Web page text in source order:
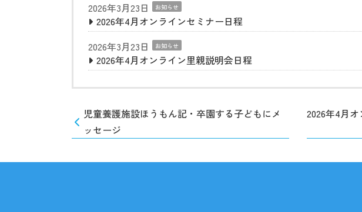
2026年3月23日
お知らせ
2026年4月オンラインセミナー日程
2026年3月23日
お知らせ
2026年4月オンライン里親説明会日程
児童養護施設ほうもん記・卒園する子どもにメ
ッセージ
2026年4月